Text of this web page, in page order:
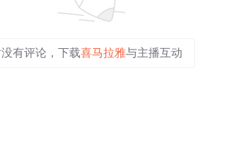
有评论，下载喜马拉雅与主播互动